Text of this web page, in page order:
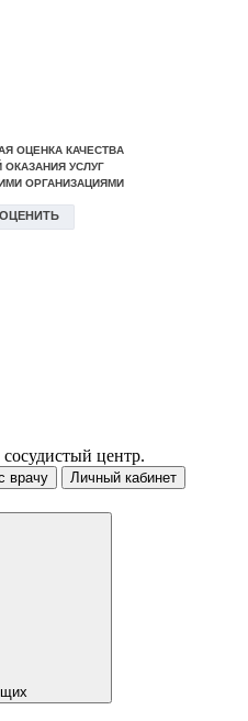
центр.
врачу
Личный кабинет